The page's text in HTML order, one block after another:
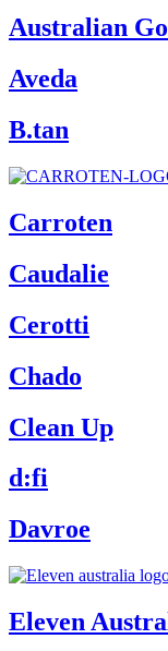
Australian
Aveda
B.tan
Carroten
Caudalie
Cerotti
Chado
Clean Up
d:fi
Davroe
Eleven